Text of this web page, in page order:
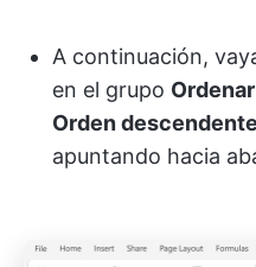
A continuación,
en el grupo
Orden descendente
apuntando hacia